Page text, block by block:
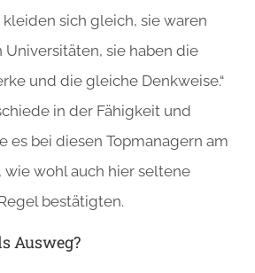
sich gleich, sie waren
sie haben die
und die gleiche Denkweise.“
in der Fähigkeit und
es bei diesen Topmanagern am
wie wohl auch hier seltene
bestätigten.
Ausweg?